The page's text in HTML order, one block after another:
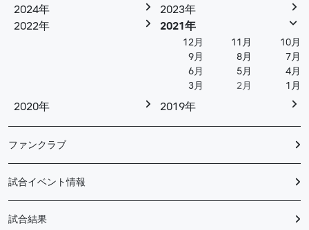
2024年
2023年
2022年
2021年
12月 11月
10月
9月
8月
7月
6月
5月
4月
3月
2月 1月
2020年 2019年
ファンクラブ
試合イベント情報
試合結果